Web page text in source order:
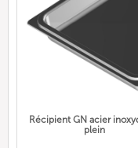
Récipient GN acier
plein